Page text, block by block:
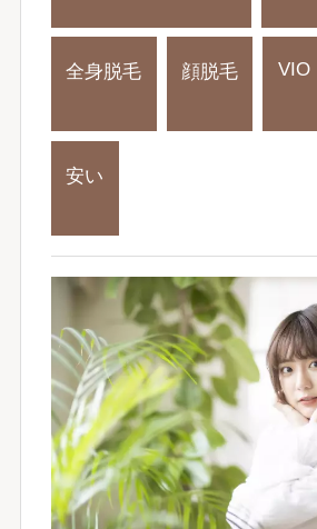
全身脱毛 顔脱毛 VIO
安い